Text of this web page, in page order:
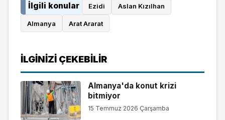
İlgili konular Ezidi Aslan Kızılhan
Almanya Arat Ararat
İLGINIZI ÇEKEBILIR
Almanya'da konut krizi
bitmiyor
15 Temmuz 2026 Çarşamba